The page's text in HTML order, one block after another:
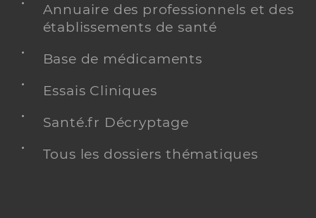
Annuaire des professionnels et des
établissements de santé
Base de médicaments
Essais Cliniques
Santé.fr Décryptage
Tous les dossiers thématiques